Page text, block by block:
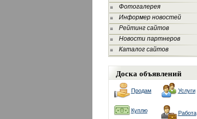
Фотогалерея
Информер новостей
Рейтинг сайтов
Новости партнеров
Каталог сайтов
Доска объявлений
Продам Услуги
Куплю Работа